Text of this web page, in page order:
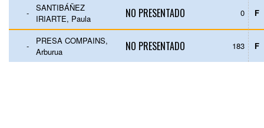
-
SANTIBÁÑEZ
IRIARTE, Paula
NO PRESENTADO 0 F
-
PRESA COMPAINS,
Arburua
NO PRESENTADO 183 F